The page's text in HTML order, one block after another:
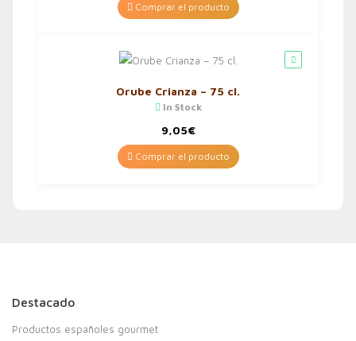
Comprar el producto
Orube Crianza – 75 cl.
In Stock
9,05€
Comprar el producto
Destacado
Productos españoles gourmet